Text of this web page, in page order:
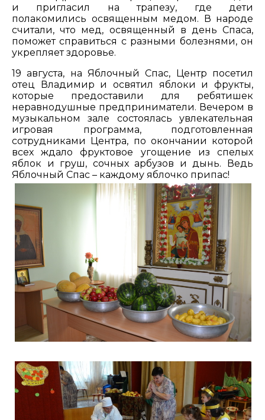
и пригласил на трапезу, где дети
полакомились освященным медом. В народе
считали, что мед, освященный в день Спаса,
поможет справиться с разными болезнями, он
укрепляет здоровье.
19 августа, на Яблочный Спас, Центр посетил
отец Владимир и освятил яблоки и фрукты,
которые предоставили для ребятишек
неравнодушные предприниматели. Вечером в
музыкальном зале состоялась увлекательная
игровая программа, подготовленная
сотрудниками Центра, по окончании которой
всех ждало фруктовое угощение из спелых
яблок и груш, сочных арбузов и дынь. Ведь
Яблочный Спас – каждому яблочко припас!